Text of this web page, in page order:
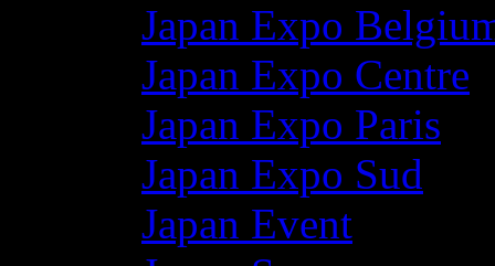
Japan Expo
Japan Expo Centre
Japan Expo Paris
Japan Expo Sud
Japan Event